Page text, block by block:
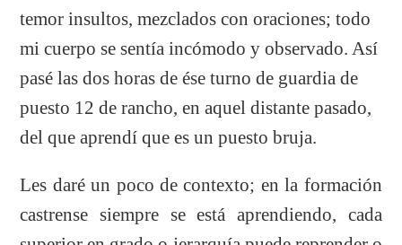
temor insultos, mezclados con oraciones; todo
mi cuerpo se sentía incómodo y observado. Así
pasé las dos horas de ése turno de guardia de
puesto 12 de rancho, en aquel distante pasado,
del que aprendí que es un puesto bruja.
Les daré un poco de contexto; en la formación
castrense siempre se está aprendiendo, cada